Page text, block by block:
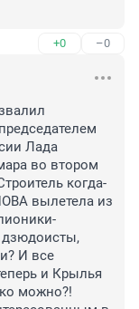
+0 –0
Лада
во втором
когда-
вылетела из
И все
и Крылья
можно?!